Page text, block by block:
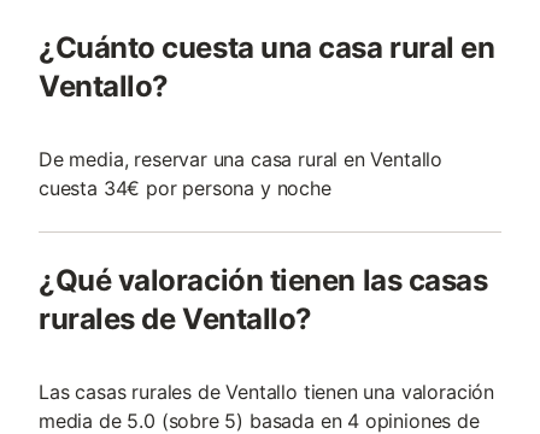
¿Cuánto cuesta una casa rural en
Ventallo?
De media, reservar una casa rural en Ventallo
cuesta 34€ por persona y noche
¿Qué valoración tienen las casas
rurales de Ventallo?
Las casas rurales de Ventallo tienen una valoración
media de 5.0 (sobre 5) basada en 4 opiniones de